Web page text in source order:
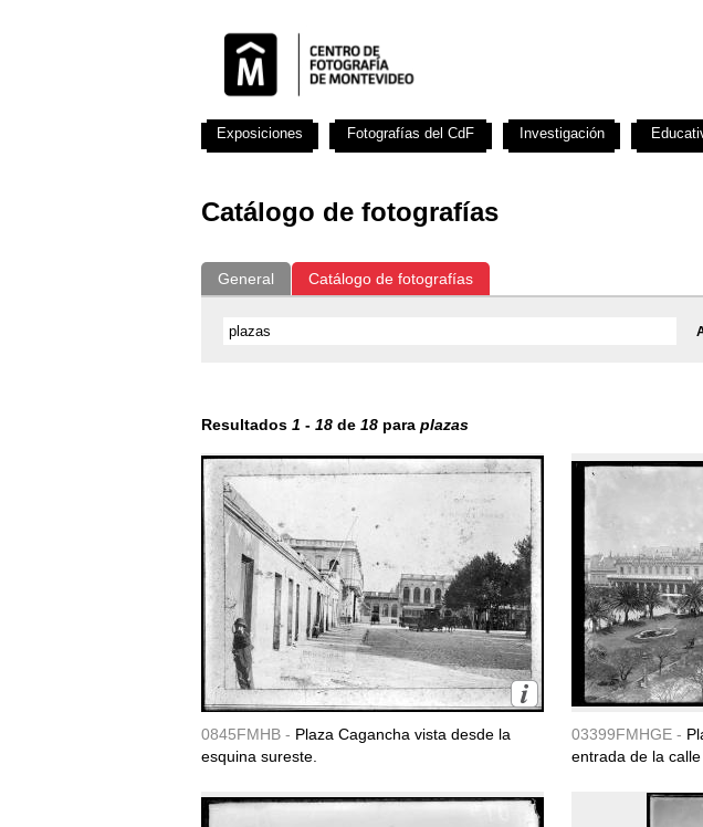
Catálogo de fotografías
General Catálogo de fotografías
Resultados 1 - 18 de 18 para plazas
0845FMHB - Plaza Cagancha vista desde la
esquina sureste.
03399FMHGE -
entrada de la calle
Exposiciones Fotografías del CdF Investigación